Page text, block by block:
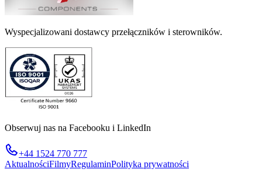
Wyspecjalizowani dostawcy przełączników i sterowników.
Obserwuj nas na Facebooku i LinkedIn
+44 1524 770 777
AktualnościFilmyRegulaminPolityka prywatności